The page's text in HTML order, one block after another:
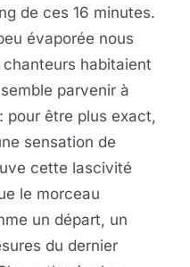
de ces 16 minutes.
évaporée nous
habitaient
parvenir à
pour être plus exact,
sensation de
cette lascivité
le morceau
un départ, un
du dernier